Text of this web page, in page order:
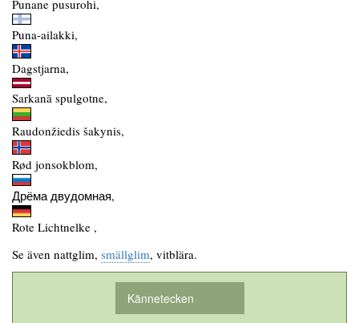
Punane pusurohi,
Puna-ailakki,
Dagstjarna,
Sarkanā spulgotne,
Raudonžiedis šakynis,
Rød jonsokblom,
Дрёма двудомная,
Rote Lichtnelke ,
Se även nattglim, smällglim, vitblära.
Kännetecken